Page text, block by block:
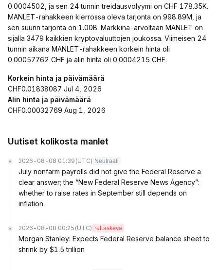
0.0004502, ja sen 24 tunnin treidausvolyymi on CHF 178.35K.
MANLET-rahakkeen kierrossa oleva tarjonta on 998.89M, ja
sen suurin tarjonta on 1.00B. Markkina-arvoltaan MANLET on
sijalla 3479 kaikkien kryptovaluuttojen joukossa. Viimeisen 24
tunnin aikana MANLET-rahakkeen korkein hinta oli
0.00057762 CHF ja alin hinta oli 0.0004215 CHF.
Korkein hinta ja päivämäärä
CHF0.01838087 Jul 4, 2026
Alin hinta ja päivämäärä
CHF0.00032769 Aug 1, 2026
Uutiset kolikosta manlet
2026-08-08 01:39 (UTC) Neutraali
July nonfarm payrolls did not give the Federal Reserve a
clear answer; the “New Federal Reserve News Agency”:
whether to raise rates in September still depends on
inflation.
2026-08-08 00:25 (UTC) Laskeva
Morgan Stanley: Expects Federal Reserve balance sheet to
shrink by $1.5 trillion